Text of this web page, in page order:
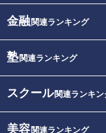
金融関連ランキング
塾関連ランキング
スクール関連ランキン
美容関連ランキング